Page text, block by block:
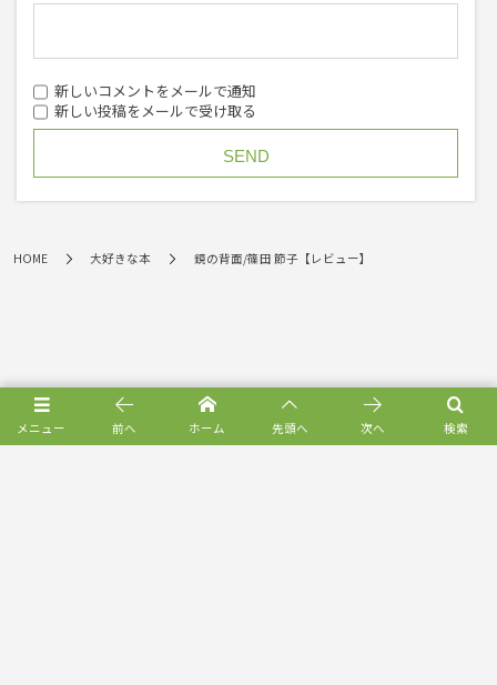
新しいコメントをメールで通知
新しい投稿をメールで受け取る
HOME 大好きな本 鏡の背面/篠田 節子【レビュー】
メニュー 検索
前へ ホーム 先頭へ 次へ